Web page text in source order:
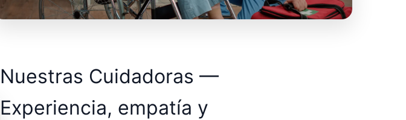
Nuestras Cuidadoras —
Experiencia, empatía y